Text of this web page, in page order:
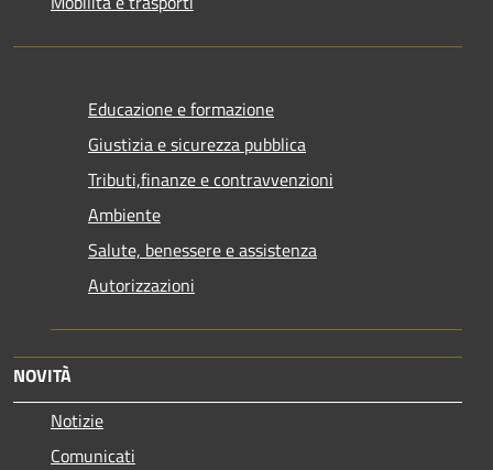
Educazione e formazione
Giustizia e sicurezza pubblica
Tributi,finanze e contravvenzioni
Ambiente
Salute, benessere e assistenza
Autorizzazioni
NOVITÀ
Notizie
Comunicati